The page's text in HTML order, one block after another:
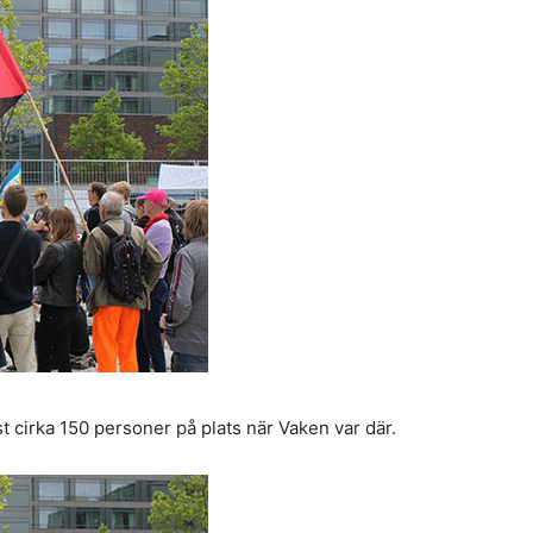
150 personer på plats när Vaken var där.